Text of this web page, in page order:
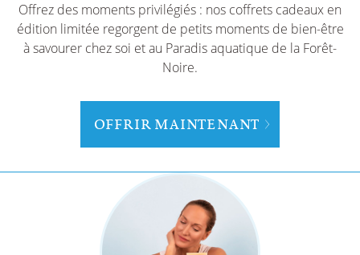
Offrez des moments privilégiés : nos coffrets cadeaux en
édition limitée regorgent de petits moments de bien-être
à savourer chez soi et au Paradis aquatique de la Forêt-
Noire.
OFFRIR MAINTENANT